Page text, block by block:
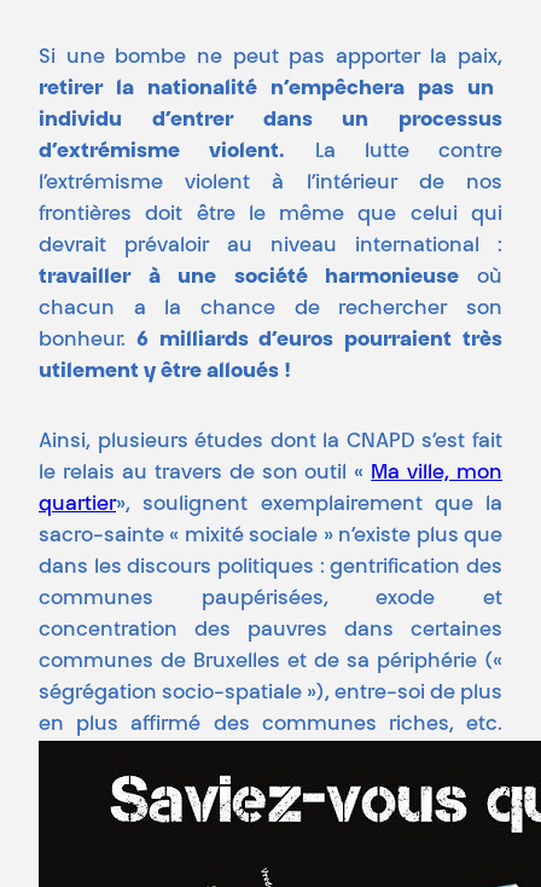
Si une bombe ne peut pas apporter la paix,
retirer la nationalité n’empêchera pas un
individu d’entrer dans un processus
d’extrémisme violent. La lutte contre
l’extrémisme violent à l’intérieur de nos
frontières doit être le même que celui qui
devrait prévaloir au niveau international :
travailler à une société harmonieuse où
chacun a la chance de rechercher son
bonheur. 6 milliards d’euros pourraient très
utilement y être alloués !
Ainsi, plusieurs études dont la CNAPD s’est fait
le relais au travers de son outil «
Ma ville, mon
quartier», soulignent exemplairement que la
sacro-sainte « mixité sociale » n’existe plus que
dans les discours politiques : gentrification des
communes paupérisées, exode et
concentration des pauvres dans certaines
communes de Bruxelles et de sa périphérie («
ségrégation socio-spatiale »), entre-soi de plus
en plus affirmé des communes riches, etc.